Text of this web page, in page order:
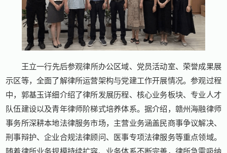
王立一行先后参观律所办公区域、党员活动室、荣誉成果展
示区等，全面了解律所运营架构与党建工作开展情况。参观过程
中，郭基玉详细介绍了律所发展历程、核心业务板块、专业人才
队伍建设以及青年律师阶梯式培养体系。据介绍，赣州海融律师
事务所深耕本地法律服务市场，主营业务涵盖民商事争议解决、
刑事辩护、企业合规法律顾问、医事专项法律服务等重点领域。
随着律所业务规模持续扩容、业务体系不断完善，律所急需吸纳